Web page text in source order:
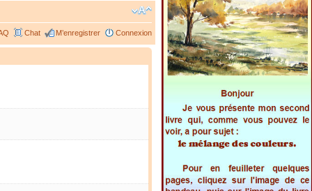
Chat M’enregistrer Connexion